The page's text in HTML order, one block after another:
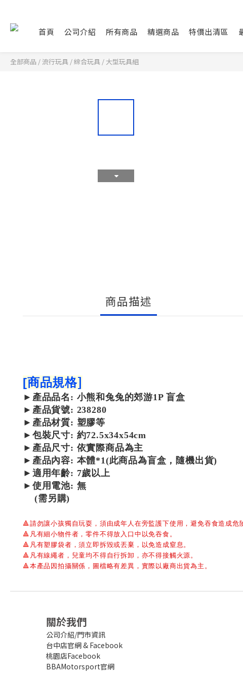
首頁 公司介紹 所有商品 精選商品 特價出清區
全部商品 /流行玩具 /綜合玩具 / 大型玩具組
商品描述
[商品規格]
►產品品名: 小熊和兔兔的郊游1P 盲盒
►產品貨號: 238280
►產品材質: 塑膠等
►包裝尺寸: 約72.5x34x54cm
►產品尺寸: 依實際商品為主
►產品內容: 本體*1(此商品為盲盒，隨機出貨)
►適用年齡: 7歲以上
►使用電池: 無
(需另購)
🔺請勿讓小孩獨自玩耍，須由成年人在旁監護下使用，避免吞食造成危
🔺 凡有細小物件者，零件不得放入口中以免吞食。
🔺 凡有塑膠袋者，須立即拆毀或丟棄，以免造成窒息。
🔺 凡有線繩者，兒童均不得自行拆卸，亦不得接觸火源。
🔺本產品因拍攝關係，圖檔略有差異，實際以廠商出貨為主。
關於我們
公司介紹/門市資訊
台中店官網& Facebook
桃園店Facebook
BBAMotorsport官網